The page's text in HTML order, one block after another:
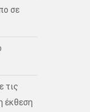
σε
τις
έκθεση